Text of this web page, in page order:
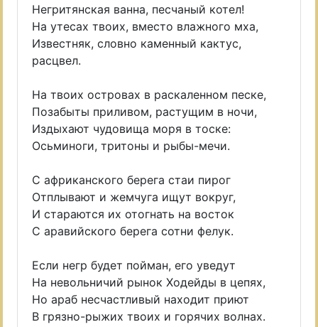
Негритянская ванна, песчаный котел!
На утесах твоих, вместо влажного мха,
Известняк, словно каменный кактус,
расцвел.
На твоих островах в раскаленном песке,
Позабыты приливом, растущим в ночи,
Издыхают чудовища моря в тоске:
Осьминоги, тритоны и рыбы-мечи.
С африканского берега стаи пирог
Отплывают и жемчуга ищут вокруг,
И стараются их отогнать на восток
С аравийского берега сотни фелук.
Если негр будет пойман, его уведут
На невольничий рынок Ходейды в цепях,
Но араб несчастливый находит приют
В грязно-рыжих твоих и горячих волнах.